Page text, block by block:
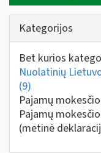
Kategorijos
Bet kurios
Nuolatinių
(9)
Pajamų
Pajamų
(metinė